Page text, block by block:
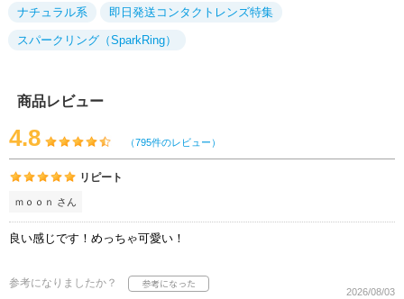
ナチュラル系 即日発送コンタクトレンズ特集
スパークリング（SparkRing）
商品レビュー
4.8 （795件のレビュー）
リピート
ｍｏｏｎ さん
良い感じです！めっちゃ可愛い！
参考になりましたか？
2026/08/03